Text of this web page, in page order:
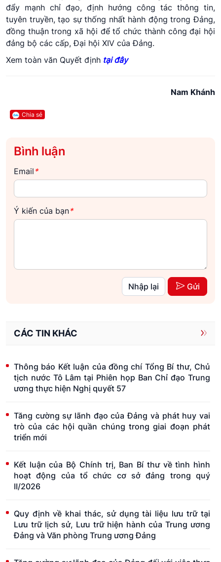
đẩy mạnh chỉ đạo, định hướng công tác thông tin,
tuyên truyền, tạo sự thống nhất hành động trong Đảng,
đồng thuận trong xã hội để tổ chức thành công đại hội
đảng bộ các cấp, Đại hội XIV của Đảng.
Xem toàn văn Quyết định tại đây
Nam Khánh
Chia sẻ
Bình luận
Email *
Ý kiến của bạn*
Nhập lại Gửi
CÁC TIN KHÁC
Thông báo Kết luận của đồng chí Tổng Bí thư, Chủ
tịch nước Tô Lâm tại Phiên họp Ban Chỉ đạo Trung
ương thực hiện Nghị quyết 57
Tăng cường sự lãnh đạo của Đảng và phát huy vai
trò của các hội quần chúng trong giai đoạn phát
triển mới
Kết luận của Bộ Chính trị, Ban Bí thư về tình hình
hoạt động của tổ chức cơ sở đảng trong quý
II/2026
Quy định về khai thác, sử dụng tài liệu lưu trữ tại
Lưu trữ lịch sử, Lưu trữ hiện hành của Trung ương
Đảng và Văn phòng Trung ương Đảng